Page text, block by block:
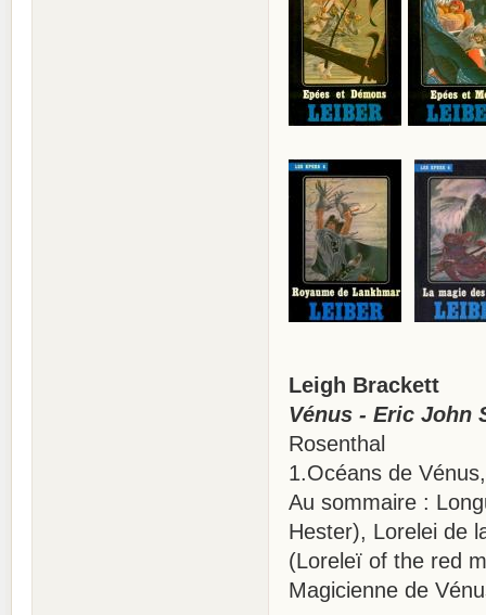
Leigh Brackett
Vénus - Eric John
Rosenthal
1.Océans de
Au sommaire :
Hester), Lorelei de
(Loreleï of the red
Magicienne de